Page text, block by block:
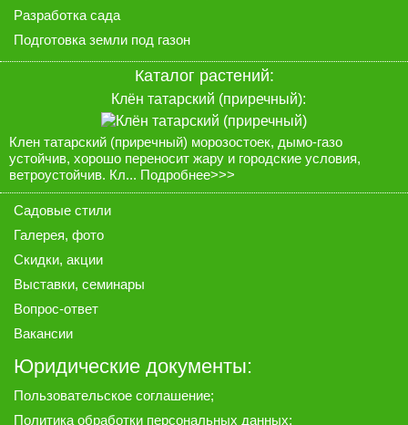
Разработка сада
Подготовка земли под газон
Каталог растений:
Клён татарский (приречный):
Клен татарский (приречный) морозостоек, дымо-газо
устойчив, хорошо переносит жару и городские условия,
ветроустойчив. Кл... Подробнее>>>
Садовые стили
Галерея, фото
Скидки, акции
Выставки, семинары
Вопрос-ответ
Вакансии
Юридические документы:
Пользовательское соглашение;
Политика обработки персональных данных;